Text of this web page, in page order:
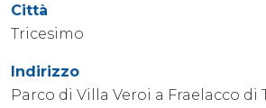
Città
Tricesimo
Indirizzo
Parco di Villa Veroi a Fraelacco di